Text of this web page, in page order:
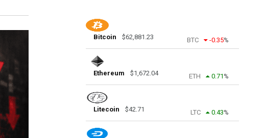
Bitcoin $62,881.23 BTC -0.35%
Ethereum $1,672.04 ETH 0.71 %
Litecoin $42.71 LTC 0.43%